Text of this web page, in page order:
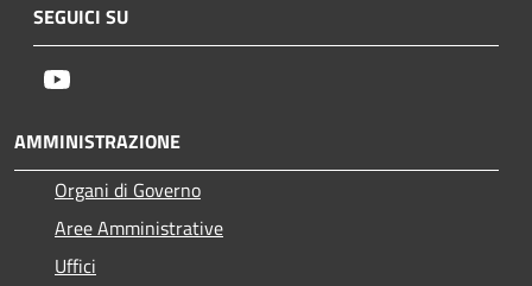
SEGUICI SU
AMMINISTRAZIONE
Organi di Governo
Aree Amministrative
Uffici